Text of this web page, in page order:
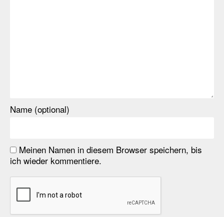
Name (optional)
Meinen Namen in diesem Browser speichern, bis
ich wieder kommentiere.